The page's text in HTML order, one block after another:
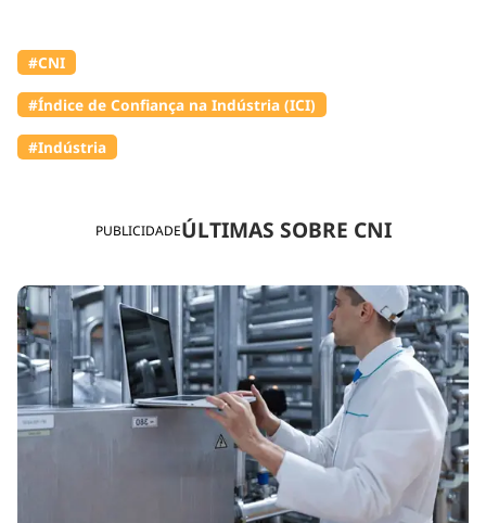
PUBLICIDADEÚLTIMAS SOBRE CNI
#CNI
#Índice de Confiança na Indústria (ICI)
#Indústria